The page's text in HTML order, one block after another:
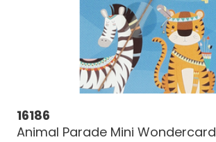
16186
Animal Parade Mini Wondercard